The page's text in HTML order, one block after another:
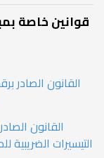
قوانين خاصة
التيسيرات